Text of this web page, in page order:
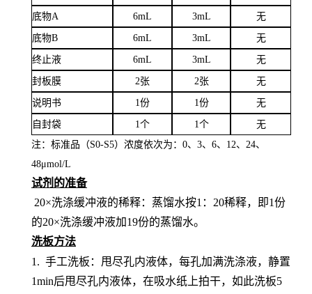
底物A 6mL 3mL 无
底物B 6mL 3mL 无
终止液 6mL 3mL 无
封板膜 2张 2张 无
说明书 1份 1份 无
自封袋 1个 1个
无
注：标准品（S0-S5）浓度依次为： 0、3、6、12、24、
48μmol/L
试剂的准备
20×洗涤缓冲液的稀释：蒸馏水按1：20稀释，即1份
的20×洗涤缓冲液加19份的蒸馏水。
洗板方法
1. 手工洗板：甩尽孔内液体，每孔加满洗涤液，静置
1min后甩尽孔内液体，在吸水纸上拍干，如此洗板5